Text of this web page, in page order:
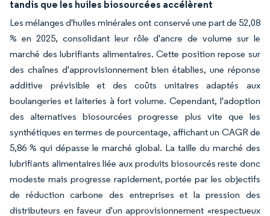
tandis que les huiles biosourcées accélèrent
Les mélanges d'huiles minérales ont conservé une part de 52,08
% en 2025, consolidant leur rôle d'ancre de volume sur le
marché des lubrifiants alimentaires. Cette position repose sur
des chaînes d'approvisionnement bien établies, une réponse
additive prévisible et des coûts unitaires adaptés aux
boulangeries et laiteries à fort volume. Cependant, l'adoption
des alternatives biosourcées progresse plus vite que les
synthétiques en termes de pourcentage, affichant un CAGR de
5,86 % qui dépasse le marché global. La taille du marché des
lubrifiants alimentaires liée aux produits biosourcés reste donc
modeste mais progresse rapidement, portée par les objectifs
de réduction carbone des entreprises et la pression des
distributeurs en faveur d'un approvisionnement «respectueux